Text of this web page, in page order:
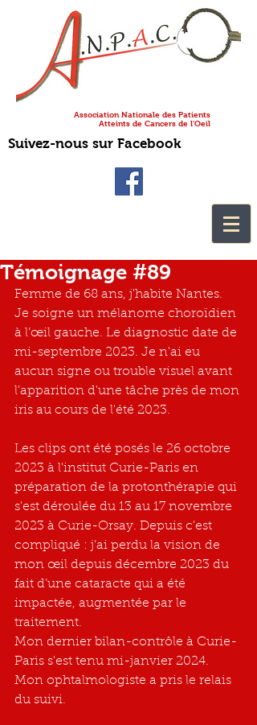
Association Nationale des Patients
Atteints de Cancers de l'Oeil
Suivez-nous sur Facebook
Témoignage #89
Femme de 68 ans, j'habite Nantes.
Je soigne un mélanome choroïdien
à l’œil gauche. Le diagnostic date de
mi-septembre 2023. Je n'ai eu
aucun signe ou trouble visuel avant
l'apparition d'une tâche près de mon
iris au cours de l'été 2023.
Les clips ont été posés le 26 octobre
2023 à l'institut Curie-Paris en
préparation de la protonthérapie qui
s'est déroulée du 13 au 17 novembre
2023 à Curie-Orsay. Depuis c'est
compliqué : j’ai perdu la vision de
mon œil depuis décembre 2023 du
fait d’une cataracte qui a été
impactée, augmentée par le
traitement.
Mon dernier bilan-contrôle à Curie-
Paris s'est tenu mi-janvier 2024.
Mon ophtalmologiste a pris le relais
du suivi.